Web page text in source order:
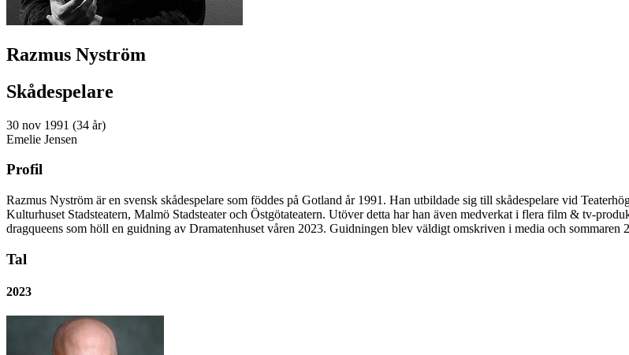
Razmus Nyström
Skådespelare
30 nov 1991 (34 år)
Emelie Jensen
Profil
Razmus Nyström är en svensk skådespelare som föddes på Gotland år 1991. Han utbildade sig till skådespelare vid
Kulturhuset Stadsteatern, Malmö Stadsteater och Östgötateatern. Utöver detta har han även medverkat i flera film & tv-
dragqueens som höll en guidning av Dramatenhuset våren 2023. Guidningen blev väldigt omskriven i media och sommaren
Tal
2023